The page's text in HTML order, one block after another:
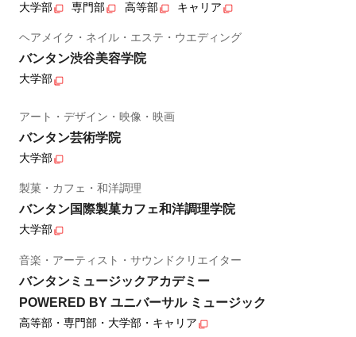
大学部 専門部 高等部 キャリア
ヘアメイク・ネイル・エステ・ウエディング
バンタン渋谷美容学院
大学部
アート・デザイン・映像・映画
バンタン芸術学院
大学部
製菓・カフェ・和洋調理
バンタン国際製菓カフェ和洋調理学院
大学部
音楽・アーティスト・サウンドクリエイター
バンタンミュージックアカデミー
POWERED BY ユニバーサル ミュージック
高等部・専門部・大学部・キャリア